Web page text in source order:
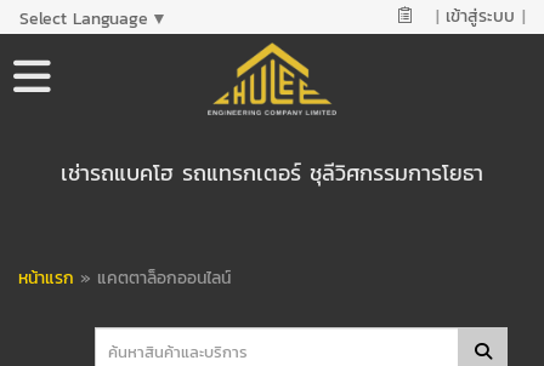
Select Language ▼ | เข้าสู่ระบบ |
เช่ารถแบคโฮ รถแทรกเตอร์ ชุลีวิศกรรมการโยธา
หน้าแรก » แคตตาล็อกออนไลน์